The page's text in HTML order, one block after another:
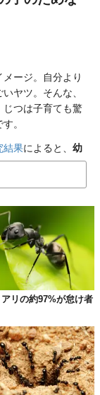
メージ。自分より
ヤツ。そんな、
じつは子育ても驚
。
結果によると、 幼
活動し続ける、と
思いますが、さっ
る
アリの約97%が怠け者